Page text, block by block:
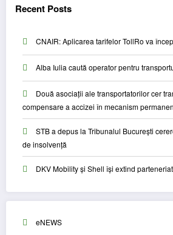
Recent Posts
CNAIR: Aplicarea tarifelor TollRo va
Alba Iulia caută operator pentru
Două asociații ale transportatorilor cer
compensare a accizei în mecanism
STB a depus la Tribunalul București
de insolvență
DKV Mobility și Shell își extind
eNEWS